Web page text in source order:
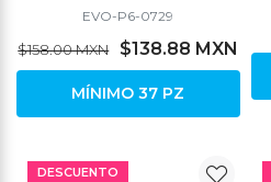
EVO-P6-0729
$158.00 MXN $138.88 MXN
MÍNIMO 37 PZ
DESCUENTO